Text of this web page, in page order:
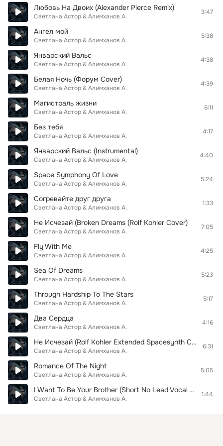
Любовь На Двоих (Alexander Pierce Remix)
Светлана Астор & Алимханов А.
3:47
Ангел мой
Светлана Астор & Алимханов А.
5:38
Январский Вальс
Светлана Астор & Алимханов А.
4:38
Белая Ночь (Форум Cover)
Светлана Астор & Алимханов А.
4:39
Магистраль жизни
Светлана Астор & Алимханов А.
6:11
Без тебя
Светлана Астор & Алимханов А.
4:17
Январский Вальс (Instrumental)
Светлана Астор & Алимханов А.
4:40
Space Symphony Of Love
Светлана Астор & Алимханов А.
5:24
Согревайте друг друга
Светлана Астор & Алимханов А.
1:33
Не Исчезай (Broken Dreams (Rolf Kohler Cover)
Светлана Астор & Алимханов А.
7:05
Fly With Me
Светлана Астор & Алимханов А.
4:25
Sea Of Dreams
Светлана Астор & Алимханов А.
5:23
Through Hardship To The Stars
Светлана Астор & Алимханов А.
5:17
Два Сердца
Светлана Астор & Алимханов А.
4:16
Не Исчезай (Rolf Kohler Extended Spacesynth Cover)
Светлана Астор & Алимханов А.
6:31
Romance Of The Night
Светлана Астор & Алимханов А.
5:05
I Want To Be Your Brother (Short No Lead Vocal Version)
Светлана Астор & Алимханов А.
1:44